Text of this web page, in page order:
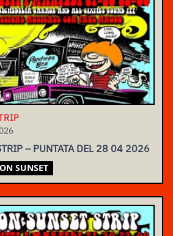
– PUNTATA DEL 28 04 2026
SUNSET